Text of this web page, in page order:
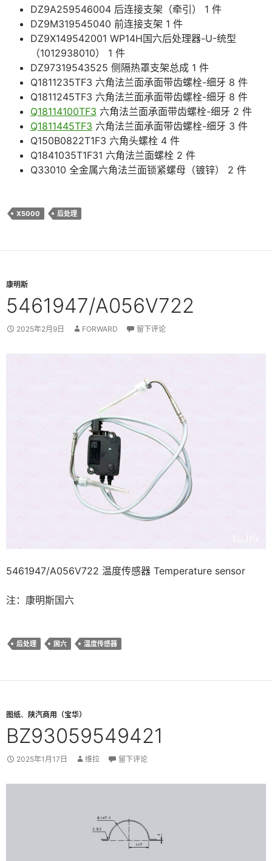
DZ9A259546004 后连接支架（牵引） 1 件
DZ9M319545040 前连接支架 1 件
DZ9X149542001 WP14H国六后处理器-U-统型
（1012938010） 1 件
DZ97319543525 侧隔热罩支架总成 1 件
Q1811235TF3 六角法兰面承面带齿螺栓-细牙 8 件
Q1811245TF3 六角法兰面承面带齿螺栓-细牙 8 件
Q18114100TF3 六角法兰面承面带齿螺栓-细牙 2 件
Q1811445TF3 六角法兰面承面带齿螺栓-细牙 3 件
Q150B0822T1F3 六角头螺栓 4 件
Q1841035T1F31 六角法兰面螺栓 2 件
Q33010 全金属六角法兰面锁紧螺母（镀锌） 2 件
X5000 后处理
康明斯
5461947/A056V722
2025年2月9日 FORWARD 留下评论
5461947/A056V722 温度传感器 Temperature sensor
注：康明斯国六
后处理 国六 温度传感器
图纸、 陕汽商用（宝华）
BZ93059549421
2025年1月17日 维拉 留下评论